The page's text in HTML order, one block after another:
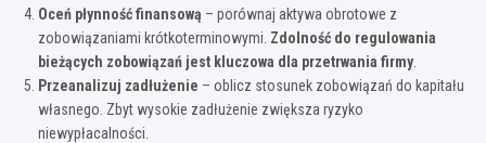
Oceń płynność finansową – porównaj aktywa obrotowe z
zobowiązaniami krótkoterminowymi. Zdolność do regulowania
bieżących zobowiązań jest kluczowa dla przetrwania firmy.
Przeanalizuj zadłużenie – oblicz stosunek zobowiązań do kapitału
własnego. Zbyt wysokie zadłużenie zwiększa ryzyko
niewypłacalności.